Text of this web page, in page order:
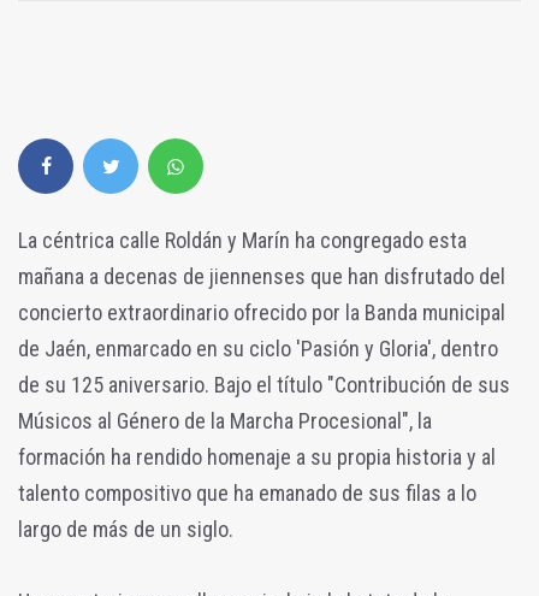
La céntrica calle Roldán y Marín ha congregado esta
mañana a decenas de jiennenses que han disfrutado del
concierto extraordinario ofrecido por la Banda municipal
de Jaén, enmarcado en su ciclo 'Pasión y Gloria', dentro
de su 125 aniversario. Bajo el título "Contribución de sus
Músicos al Género de la Marcha Procesional", la
formación ha rendido homenaje a su propia historia y al
talento compositivo que ha emanado de sus filas a lo
largo de más de un siglo.